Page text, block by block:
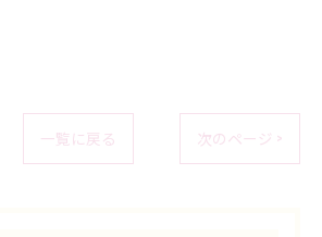
一覧に戻る 次のページ >